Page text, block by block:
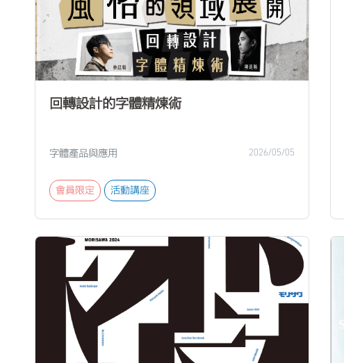
回轉設計的字體精煉術
字體產品與應用 2026/05/05
會員限定 活動講座